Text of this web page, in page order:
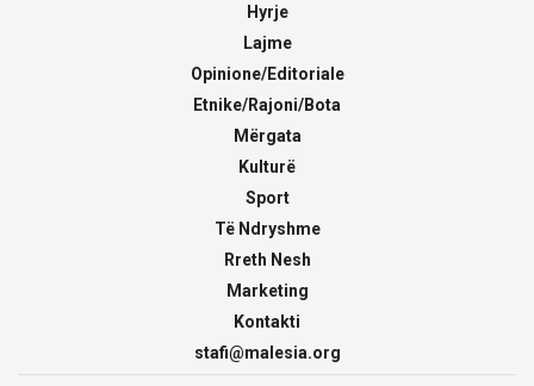
Hyrje
Lajme
Opinione/Editoriale
Etnike/Rajoni/Bota
Mërgata
Kulturë
Sport
Të Ndryshme
Rreth Nesh
Marketing
Kontakti
stafi@malesia.org